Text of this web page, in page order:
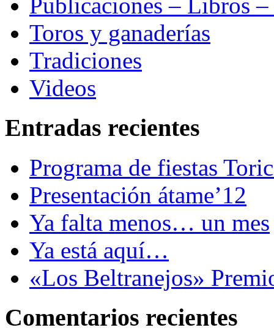
Publicaciones – Libros –
Toros y ganaderías
Tradiciones
Videos
Entradas recientes
Programa de fiestas
Presentación átame’12
Ya falta menos… un mes
Ya está aquí…
«Los Beltranejos»
Comentarios recientes